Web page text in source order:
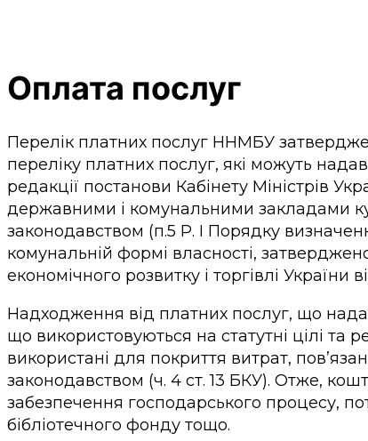
Оплата послуг
Перелік платних послуг ННМБУ
переліку платних послуг, які можуть
редакції постанови Кабінету Міністрів
державними і комунальними закладами
законодавством (п.5 Р. І Порядку
комунальній формі власності,
економічного розвитку і торгівлі України
Надходження від платних послуг, що
що використовуються на статутні цілі та
використані для покриття витрат,
законодавством (ч. 4 ст. 13 БКУ). Отже,
забезпечення господарського процесу,
бібліотечного фонду тощо.